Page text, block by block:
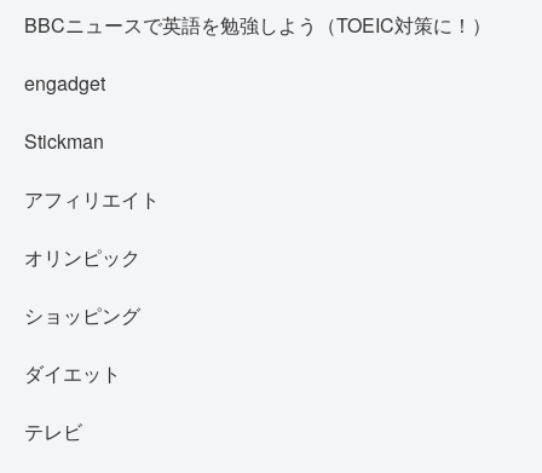
BBCニュースで英語を勉強しよう（TOEIC対策に！）
engadget
Stickman
アフィリエイト
オリンピック
ショッピング
ダイエット
テレビ